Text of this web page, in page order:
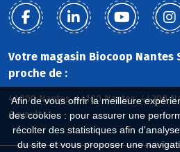
Afin de vous offrir la meilleure
des cookies : pour assurer une
récolter des statistiques afin
du site et vous proposer une
Votre magasin Biocoop Nantes
proche de :
44000 Nantes, 44100 Nantes, 44200
Orvault